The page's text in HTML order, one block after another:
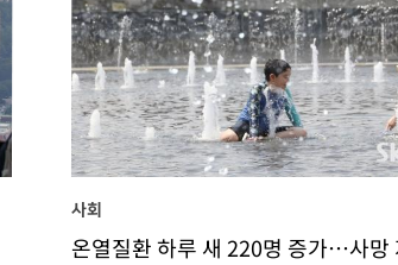
사회
온열질환 하루 새 220명 증가…사망